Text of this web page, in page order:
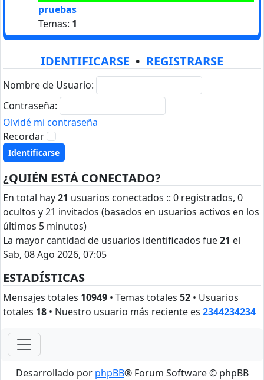
pruebas
Temas: 1
IDENTIFICARSE • REGISTRARSE
Nombre de Usuario:
Contraseña:
Olvidé mi contraseña
Recordar
¿QUIÉN ESTÁ CONECTADO?
En total hay21 usuarios conectados :: 0 registrados, 0
ocultos y 21 invitados (basados en usuarios activos en los
últimos 5 minutos)
La mayor cantidad de usuarios identificados fue21 el
Sab, 08 Ago 2026, 07:05
ESTADÍSTICAS
Mensajes totales 10949 • Temas totales 52 • Usuarios
totales 18 • Nuestro usuario más reciente es 2344234234
Desarrollado por phpBB® Forum Software © phpBB